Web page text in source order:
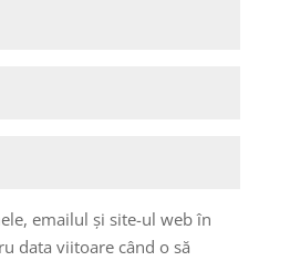
emailul și site-ul web în
data viitoare când o să